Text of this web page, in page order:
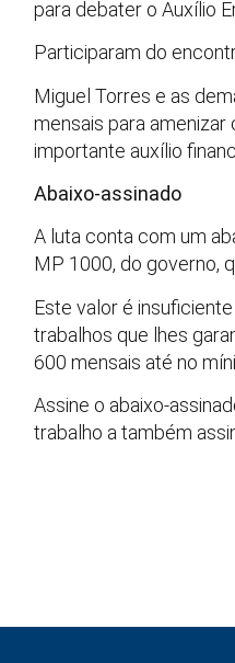
para debater o Auxílio
Participaram do
Miguel Torres e as
mensais para
importante auxílio
Abaixo-assinado
A luta conta com um
MP 1000, do governo,
Este valor é
trabalhos que lhes
600 mensais até no
Assine o abaixo-
trabalho a também